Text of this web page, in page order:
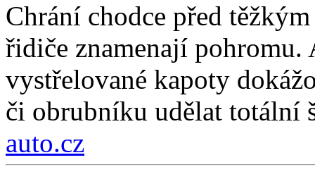
Chrání chodce před
řidiče znamenají
vystřelované kapoty
či obrubníku udělat totální
auto.cz